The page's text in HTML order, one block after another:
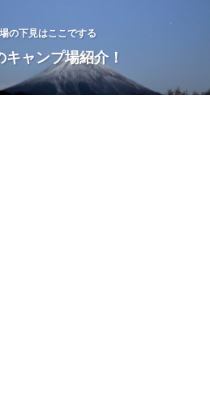
の下見はここでする
キャンプ場紹介！